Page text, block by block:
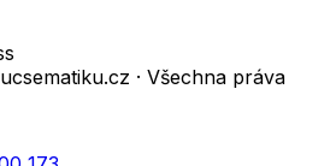
· Všechna práva